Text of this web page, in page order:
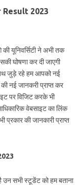
Result 2023
यूनिवर्सिटी ने अभी तक
घोषणा कर दी जाएगी
जुड़े रहे हम आपको नई
नई जानकरी प्राप्त कर
पर विजिट करके भी
वेबसाइट का लिंक
प्रकार की जानकारी प्राप्त
है उन सभी स्टूडेंट को हम बताना